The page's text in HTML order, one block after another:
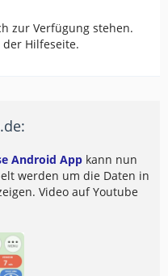
zur Verfügung stehen.
Hilfeseite.
Android App kann nun
werden um die Daten in
Video auf Youtube